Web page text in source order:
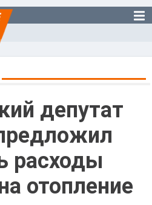
депутат
расходы
отопление